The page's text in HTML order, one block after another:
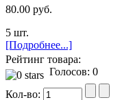
80.00 руб.
5 шт.
[Подробнее...]
Рейтинг товара:
Голосов: 0
Кол-во: